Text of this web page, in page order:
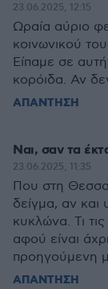
23.06.2025, 12:15
Ωραία αύριο
κοινωνικού
Είπαμε σε
κορόιδα. Αν
ΑΠΑΝΤΗΣΗ
Ναι, σαν τα
23.06.2025, 11:35
Που στη
δείγμα, αν και
κυκλώνα. Τι
αφού είναι
προηγούμενη
ΑΠΑΝΤΗΣΗ